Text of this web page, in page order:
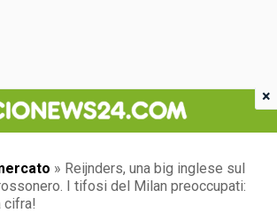
» Reijnders, una big inglese sul
I tifosi del Milan preoccupati:
cifra!
×